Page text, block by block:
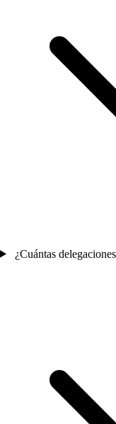
¿Cuántas